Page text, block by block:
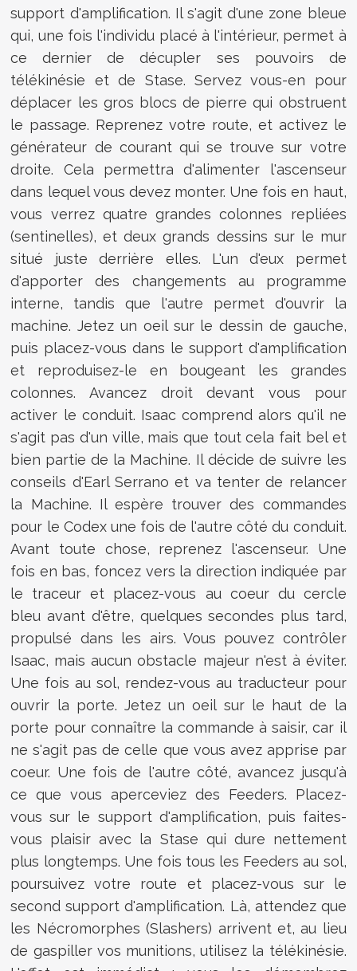
support d'amplification. Il s'agit d'une zone bleue
qui, une fois l'individu placé à l'intérieur, permet à
ce dernier de décupler ses pouvoirs de
télékinésie et de Stase. Servez vous-en pour
déplacer les gros blocs de pierre qui obstruent
le passage. Reprenez votre route, et activez le
générateur de courant qui se trouve sur votre
droite. Cela permettra d'alimenter l'ascenseur
dans lequel vous devez monter. Une fois en haut,
vous verrez quatre grandes colonnes repliées
(sentinelles), et deux grands dessins sur le mur
situé juste derrière elles. L'un d'eux permet
d'apporter des changements au programme
interne, tandis que l'autre permet d'ouvrir la
machine. Jetez un oeil sur le dessin de gauche,
puis placez-vous dans le support d'amplification
et reproduisez-le en bougeant les grandes
colonnes. Avancez droit devant vous pour
activer le conduit. Isaac comprend alors qu'il ne
s'agit pas d'un ville, mais que tout cela fait bel et
bien partie de la Machine. Il décide de suivre les
conseils d'Earl Serrano et va tenter de relancer
la Machine. Il espère trouver des commandes
pour le Codex une fois de l'autre côté du conduit.
Avant toute chose, reprenez l'ascenseur. Une
fois en bas, foncez vers la direction indiquée par
le traceur et placez-vous au coeur du cercle
bleu avant d'être, quelques secondes plus tard,
propulsé dans les airs. Vous pouvez contrôler
Isaac, mais aucun obstacle majeur n'est à éviter.
Une fois au sol, rendez-vous au traducteur pour
ouvrir la porte. Jetez un oeil sur le haut de la
porte pour connaître la commande à saisir, car il
ne s'agit pas de celle que vous avez apprise par
coeur. Une fois de l'autre côté, avancez jusqu'à
ce que vous aperceviez des Feeders. Placez-
vous sur le support d'amplification, puis faites-
vous plaisir avec la Stase qui dure nettement
plus longtemps. Une fois tous les Feeders au sol,
poursuivez votre route et placez-vous sur le
second support d'amplification. Là, attendez que
les Nécromorphes (Slashers) arrivent et, au lieu
de gaspiller vos munitions, utilisez la télékinésie.